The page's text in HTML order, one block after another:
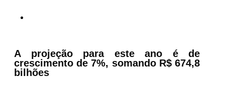
A projeção para este ano é de
crescimento de 7%, somando R$ 674,8
bilhões